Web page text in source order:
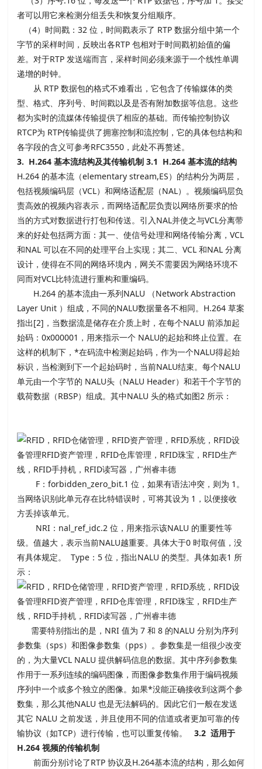
者可以用它来检测分组丢失和恢复分组顺序。
（4）时间戳：32 位，时间戳表示了 RTP 数据分组中第一个
字节的采样时间，反映出各RTP 包相对于时间戳初始值的偏
差。对于RTP 发送端而言，采样时间必须来源于一个线性单调
递增的时钟。
从 RTP 数据包的格式不难看出，它包含了传输媒体的类
型、格式、序列号、时间戳以及是否有附加数据等信息。这些
都为实时的流媒体传输提供了相应的基础。而传输控制协议
RTCP为 RTP传输提供了拥塞控制和流控制，它的具体包结构和
各字段的含义可参考RFC3550，此处不再赘述。
3. H.264 基本流结构及其传输机制 3.1 H.264 基本流的结构
H.264 的基本流（elementary stream,ES）的结构分为两层，
包括视频编码层（VCL）和网络适配层（NAL）。视频编码层负
责高效的视频内容表示，而网络适配层负责以网络所要求的恰
当的方式对数据进行打包和传送。引入NAL并使之与VCL分离带
来的好处包括两方面：其一、使信号处理和网络传输分离，VCL
和NAL 可以在不同的处理平台上实现；其二、VCL 和NAL 分离
设计，使得在不同的网络环境内，网关不需要因为网络环境不
同而对VCL比特流进行重构和重编码。
H.264 的基本流由一系列NALU （Network Abstraction
Layer Unit ）组成，不同的NALU数据量各不相同。H.264 草案
指出[2]，当数据流是储存在介质上时，在每个NALU 前添加起
始码：0x000001，用来指示一个 NALU的起始和终止位置。在
这样的机制下，*在码流中检测起始码，作为一个NALU得起始
标识，当检测到下一个起始码时，当前NALU结束。每个NALU
单元由一个字节的 NALU头（NALU Header）和若干个字节的
载荷数据（RBSP）组成。其中NALU 头的格式如图2 所示：
F：forbidden_zero_bit.1 位，如果有语法冲突，则为 1。
当网络识别此单元存在比特错误时，可将其设为 1，以便接收
方丢掉该单元。
NRI：nal_ref_idc.2 位，用来指示该NALU 的重要性等
级。值越大，表示当前NALU越重要。具体大于0 时取何值，没
有具体规定。 Type：5 位，指出NALU 的类型。具体如表1 所
示：
需要特别指出的是，NRI 值为 7 和 8 的NALU 分别为序列
参数集（sps）和图像参数集（pps）。参数集是一组很少改变
的，为大量VCL NALU 提供解码信息的数据。其中序列参数集
作用于一系列连续的编码图像，而图像参数集作用于编码视频
序列中一个或多个独立的图像。如果*没能正确接收到这两个参
数集，那么其他NALU 也是无法解码的。因此它们一般在发送
其它 NALU 之前发送，并且使用不同的信道或者更加可靠的传
输协议（如TCP）进行传输，也可以重复传输。3.2 适用于
H.264 视频的传输机制
前面分别讨论了RTP 协议及H.264基本流的结构，那么如何